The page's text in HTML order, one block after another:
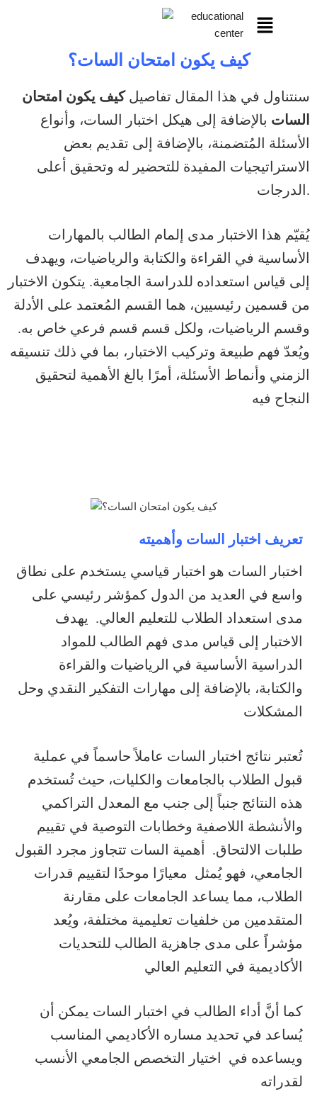
كيف يكون امتحان السات؟
سنتناول في هذا المقال تفاصيلكيف يكون امتحان
السات بالإضافة إلى هيكل اختبار السات، وأنواع
الأسئلة المُتضمنة، بالإضافة إلى تقديم بعض
الاستراتيجيات المفيدة للتحضير له وتحقيق أعلى
الدرجات.
يُقيّم هذا الاختبار مدى إلمام الطالب بالمهارات
الأساسية في القراءة والكتابة والرياضيات، ويهدف
إلى قياس استعداده للدراسة الجامعية. يتكون الاختبار
من قسمين رئيسيين، هما القسم المُعتمد على الأدلة
وقسم الرياضيات، ولكل قسم قسم فرعي خاص به.
ويُعدّ فهم طبيعة وتركيب الاختبار، بما في ذلك تنسيقه
الزمني وأنماط الأسئلة، أمرًا بالغ الأهمية لتحقيق
النجاح فيه
تعريف اختبار السات وأهميته
اختبار السات هو اختبار قياسي يستخدم على نطاق
واسع في العديد من الدول كمؤشر رئيسي على
مدى استعداد الطلاب للتعليم العالي. يهدف
الاختبار إلى قياس مدى فهم الطالب للمواد
الدراسية الأساسية في الرياضيات والقراءة
والكتابة، بالإضافة إلى مهارات التفكير النقدي وحل
المشكلات
تُعتبر نتائج اختبار السات عاملاً حاسماً في عملية
قبول الطلاب بالجامعات والكليات، حيث تُستخدم
هذه النتائج جنباً إلى جنب مع المعدل التراكمي
والأنشطة اللاصفية وخطابات التوصية في تقييم
طلبات الالتحاق. أهمية السات تتجاوز مجرد القبول
الجامعي، فهو يُمثل معيارًا موحدًا لتقييم قدرات
الطلاب، مما يساعد الجامعات على مقارنة
المتقدمين من خلفيات تعليمية مختلفة، ويُعد
مؤشراً على مدى جاهزية الطالب للتحديات
الأكاديمية في التعليم العالي
كما أنَّ أداء الطالب في اختبار السات يمكن أن
يُساعد في تحديد مساره الأكاديمي المناسب
ويساعده في اختيار التخصص الجامعي الأنسب
لقدراته